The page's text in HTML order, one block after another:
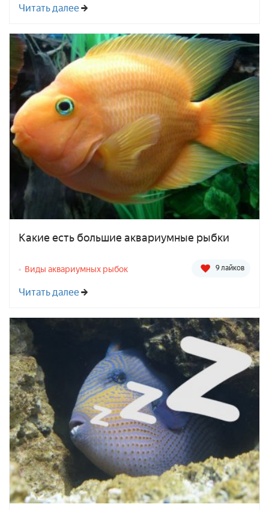
Читать далее
Какие есть большие аквариумные рыбки
Виды аквариумных рыбок 9 лайков
Читать далее